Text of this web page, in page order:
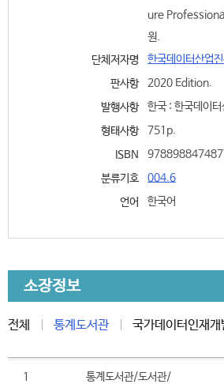
ure
원.
단체저자명
한국데이터산업
판사항
2020 Edition.
발행사항
한국 : 한국데이
형태사항
751p.
ISBN
분류기호
004.6
언어
한국어
소장정보
전체 통계도서관 국가데이터인재
1 통계도서관/도서관/